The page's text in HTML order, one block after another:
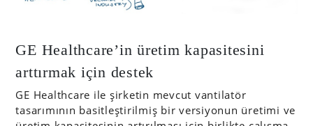
GE Healthcare’in üretim kapasitesini
arttırmak için destek
GE Healthcare ile şirketin mevcut vantilatör
tasarımının basitleştirilmiş bir versiyonun üretimi ve